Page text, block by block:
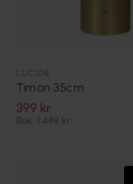
Timon 35cm
399 kr
Rek. 1 449 kr